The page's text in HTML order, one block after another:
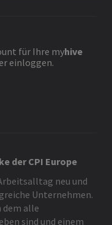
für Ihre myhive
einloggen.
der CPI Europe
neu und
Unternehmen.
dem alle
sind und einem